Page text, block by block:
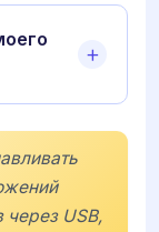
через USB,